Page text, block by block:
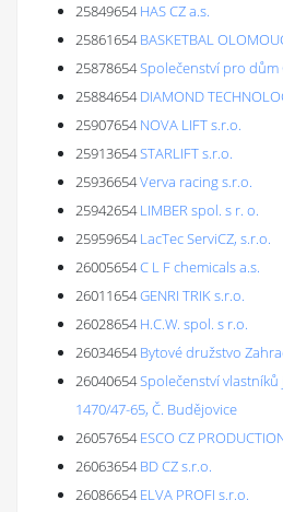
25849654 HAS CZ a.s.
25861654 BASKETBAL
25878654Společenství pro dům
25884654 DIAMOND
25907654 NOVA LIFT s.r.o.
25913654STARLIFT s.r.o.
25936654Verva racing s.r.o.
25942654 LIMBER spol. s r. o.
25959654 LacTec ServiCZ, s.r.o.
26005654C L F chemicals a.s.
26011654GENRI TRIK s.r.o.
26028654 H.C.W. spol. s r.o.
26034654 Bytové družstvo
26040654Společenství
1470/47-65, Č. Budějovice
26057654 ESCO CZ
26063654 BD CZ s.r.o.
26086654 ELVA PROFI s.r.o.